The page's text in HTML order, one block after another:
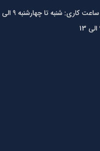
پست الکترونیک: Info @ Ertebat.Co ساعت کاری: شنبه تا چهارشنبه 9 الی